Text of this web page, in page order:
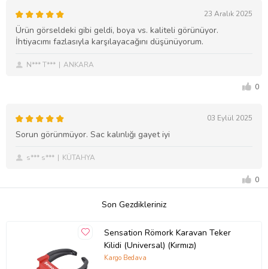
23 Aralık 2025
Ürün görseldeki gibi geldi, boya vs. kaliteli görünüyor.
İhtiyacımı fazlasıyla karşılayacağını düşünüyorum.
N*** T*** ANKARA
0
03 Eylül 2025
Sorun görünmüyor. Sac kalınlığı gayet iyi
s*** s*** KÜTAHYA
0
Son Gezdikleriniz
Sensation Römork Karavan Teker
Kilidi (Universal) (Kırmızı)
Kargo Bedava